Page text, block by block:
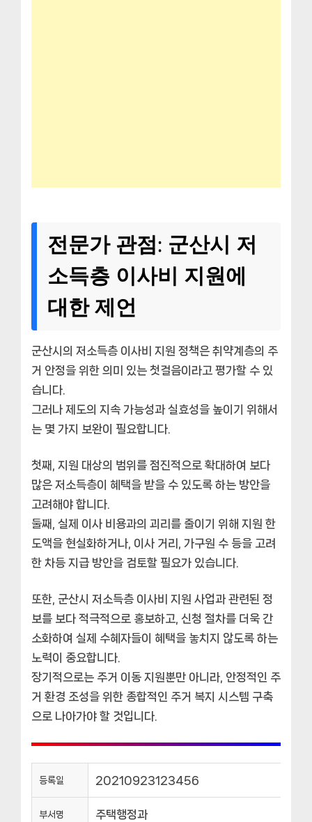
전문가 관점: 군산시 저
소득층 이사비 지원에
대한 제언
군산시의 저소득층 이사비 지원 정책은 취약계층의 주
거 안정을 위한 의미 있는 첫걸음이라고 평가할 수 있
습니다.
그러나 제도의 지속 가능성과 실효성을 높이기 위해서
는 몇 가지 보완이 필요합니다.
첫째, 지원 대상의 범위를 점진적으로 확대하여 보다
많은 저소득층이 혜택을 받을 수 있도록 하는 방안을
고려해야 합니다.
둘째, 실제 이사 비용과의 괴리를 줄이기 위해 지원 한
도액을 현실화하거나, 이사 거리, 가구원 수 등을 고려
한 차등 지급 방안을 검토할 필요가 있습니다.
또한, 군산시 저소득층 이사비 지원 사업과 관련된 정
보를 보다 적극적으로 홍보하고, 신청 절차를 더욱 간
소화하여 실제 수혜자들이 혜택을 놓치지 않도록 하는
노력이 중요합니다.
장기적으로는 주거 이동 지원뿐만 아니라, 안정적인 주
거 환경 조성을 위한 종합적인 주거 복지 시스템 구축
으로 나아가야 할 것입니다.
등록일 20210923123456
부서명 주택행정과